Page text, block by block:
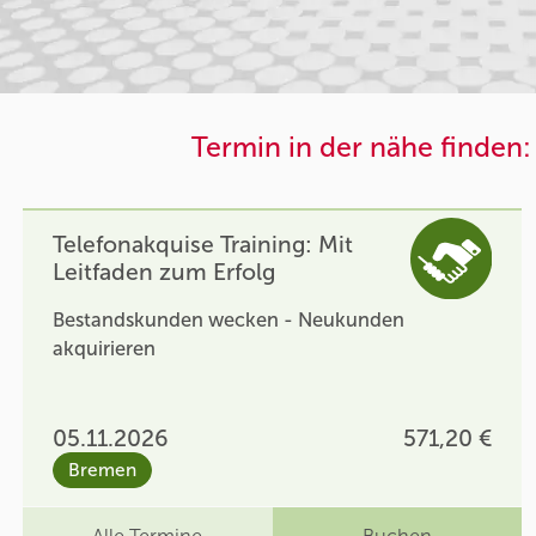
Termin in der nähe finden:
Telefonakquise Training: Mit
Leitfaden zum Erfolg
Bestandskunden wecken - Neukunden
akquirieren
05.11.2026 571,20 €
Bremen